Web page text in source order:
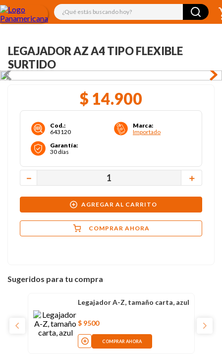
¿Qué estás buscando hoy?
LEGAJADOR AZ A4 TIPO FLEXIBLE
SURTIDO
$ 14.900
Cod.:
643120
Marca:
Importado
Garantía:
30 días
＋
－
AGREGAR AL CARRITO
COMPRAR AHORA
Sugeridos para tu compra
Legajador A-Z, tamaño carta, azul
$ 9500
COMPRAR AHORA